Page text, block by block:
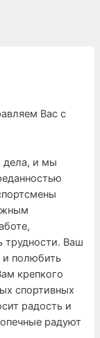
Вас с
дела, и мы
трудности. Ваш
и полюбить
крепкого
спортивных
радость и
радуют